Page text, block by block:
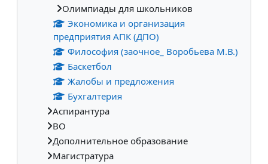
Олимпиады для школьников
Экономика и организация
предприятия АПК (ДПО)
Философия (заочное_ Воробьева М.В.)
Баскетбол
Жалобы и предложения
Бухгалтерия
Аспирантура
ВО
Дополнительное образование
Магистратура